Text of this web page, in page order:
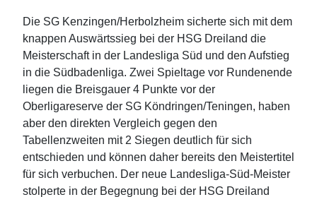
Die SG Kenzingen/Herbolzheim sicherte sich mit dem
knappen Auswärtssieg bei der HSG Dreiland die
Meisterschaft in der Landesliga Süd und den Aufstieg
in die Südbadenliga. Zwei Spieltage vor Rundenende
liegen die Breisgauer 4 Punkte vor der
Oberligareserve der SG Köndringen/Teningen, haben
aber den direkten Vergleich gegen den
Tabellenzweiten mit 2 Siegen deutlich für sich
entschieden und können daher bereits den Meistertitel
für sich verbuchen. Der neue Landesliga-Süd-Meister
stolperte in der Begegnung bei der HSG Dreiland